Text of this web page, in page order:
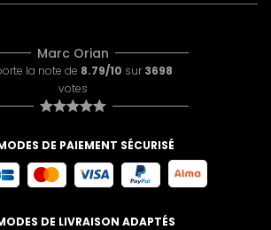
Marc Orian
la note de 8.79/10 sur 3698
votes
DE PAIEMENT SÉCURISÉ
DE LIVRAISON ADAPTÉS